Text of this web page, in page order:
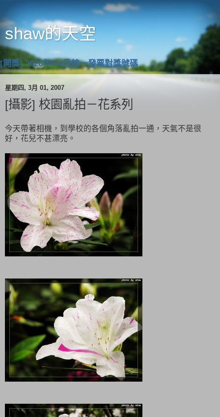
shaw的天空
[開獎] 2026年3-4月統一發票對獎號碼
星期四, 3月 01, 2007
[攝影] 校園亂拍－花系列
今天帶著相機，到學校的各個角落亂拍一通，天氣不是很
好，花兒不甚漂亮。